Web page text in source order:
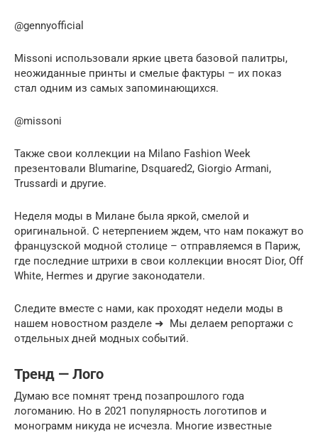
@gennyofficial
Missoni использовали яркие цвета базовой палитры,
неожиданные принты и смелые фактуры – их показ
стал одним из самых запоминающихся.
@missoni
Также свои коллекции на Milano Fashion Week
презентовали Blumarine, Dsquared2, Giorgio Armani,
Trussardi и другие.
Неделя моды в Милане была яркой, смелой и
оригинальной. С нетерпением ждем, что нам покажут во
французской модной столице – отправляемся в Париж,
где последние штрихи в свои коллекции вносят Dior, Off
White, Hermes и другие законодатели.
Следите вместе с нами, как проходят недели моды в
нашем новостном разделе ➜ Мы делаем репортажи с
отдельных дней модных событий.
Тренд — Лого
Думаю все помнят тренд позапрошлого года
логоманию. Но в 2021 популярность логотипов и
монограмм никуда не исчезла. Многие известные